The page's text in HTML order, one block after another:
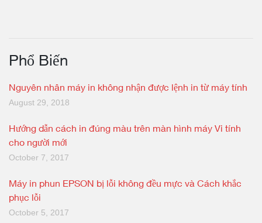
Phổ Biến
Nguyên nhân máy in không nhận được lệnh in từ máy tính
August 29, 2018
Hướng dẫn cách in đúng màu trên màn hình máy Vi tính
cho người mới
October 7, 2017
Máy in phun EPSON bị lỗi không đều mực và Cách khắc
phục lỗi
October 5, 2017